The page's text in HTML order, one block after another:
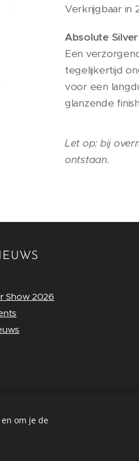
Verkrijgbaar in
Absolute
Een
tegelijkertijd
voor een
glanzende
Let op: bij
ontstaan.
Show 2026
om je de